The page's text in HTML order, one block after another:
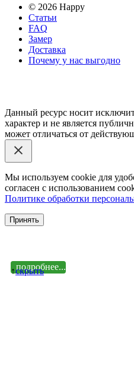
подробнее...
↑cкрыть
© 2026 Happy
Статьи
FAQ
Замер
Доставка
Почему у нас выгодно
Данный ресурс носит
характер и не является
может отличаться от
Мы используем cookie для
согласен с использованием
Политике обработки
Принять